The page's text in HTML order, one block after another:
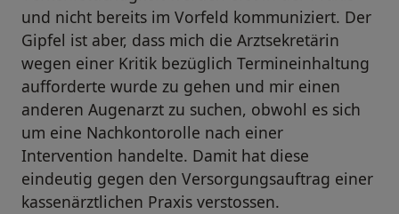
und nicht bereits im Vorfeld kommuniziert. Der
Gipfel ist aber, dass mich die Arztsekretärin
wegen einer Kritik bezüglich Termineinhaltung
aufforderte wurde zu gehen und mir einen
anderen Augenarzt zu suchen, obwohl es sich
um eine Nachkontorolle nach einer
Intervention handelte. Damit hat diese
eindeutig gegen den Versorgungsauftrag einer
kassenärztlichen Praxis verstossen.